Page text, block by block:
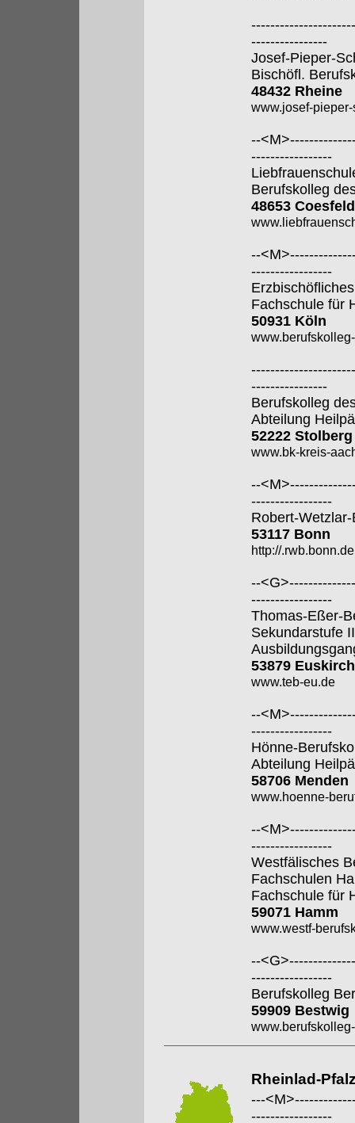
----------------
Josef-Pieper-
Bischöfl.
48432 Rheine
www.josef-
--
-----------------
Berufskolleg
48653 Coesfeld
--
-----------------
Fachschule für
50931 Köln
----------------
Berufskolleg
Abteilung
52222 Stolberg
www.bk-kreis-
--
-----------------
Robert-
53117 Bonn
http://.rwb.bonn.de
--
-----------------
Thomas-Eßer-
Sekundarstufe II
53879
www.teb-eu.de
--
-----------------
Hönne-
Abteilung
58706 Menden
www.hoenne-
--
-----------------
Westfälisches
Fachschulen
Fachschule für
59071 Hamm
www.westf-
--
-----------------
Berufskolleg
59909 Bestwig
Rheinlad-
---
-----------------